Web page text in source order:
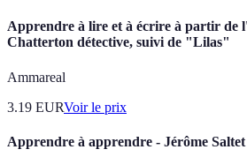
Apprendre à lire et à écrire à partir de
Chatterton détective, suivi de "Lilas"
Ammareal
3.19 EURVoir le prix
Apprendre à apprendre - Jérôme Saltet